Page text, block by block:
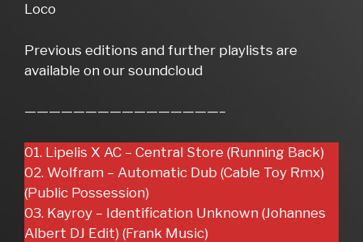
Loco
Previous editions and further playlists are
available on our soundcloud
————————————————–
01. Lipelis X AC – Central Store (Running Back)
02. Wolfram – Automatic Dub (Cable Toy Rmx)
(Public Possession)
03. Kayroy – Identification Unknown (Johannes
Albert DJ Edit) (Frank Music)